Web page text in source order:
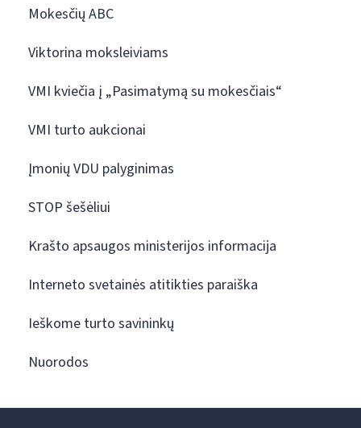
Mokesčių ABC
Viktorina moksleiviams
VMI kviečia į „Pasimatymą su mokesčiais“
VMI turto aukcionai
Įmonių VDU palyginimas
STOP šešėliui
Krašto apsaugos ministerijos informacija
Interneto svetainės atitikties paraiška
Ieškome turto savininkų
Nuorodos